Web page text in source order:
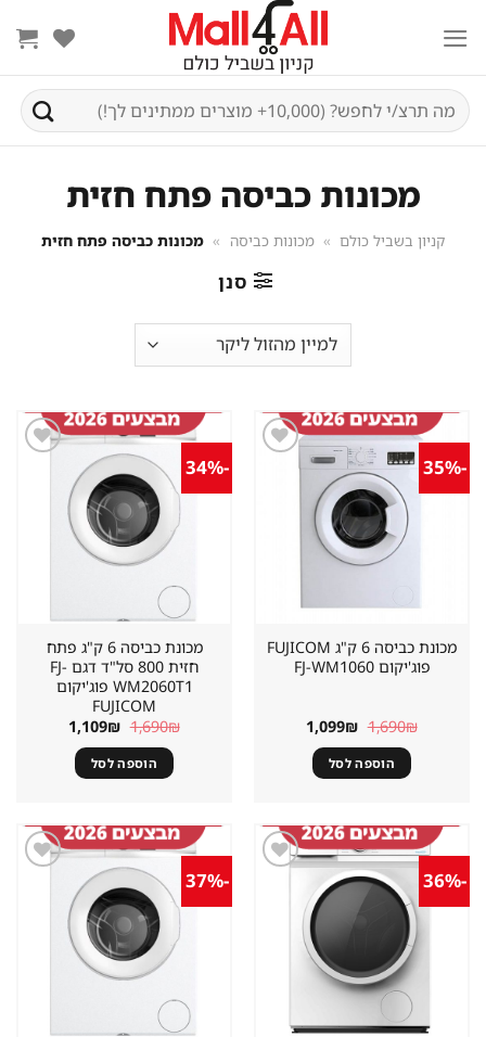
content
חיפוש
עבור:
מכונות כביסה פתח חזית
קניון בשביל כולם » מכונות כביסה » מכונות כביסה פתח חזית
סנן
-35%
מכונת כביסה 6 ק"ג FUJICOM
פוג'יקום FJ-WM1060
1,690₪ המחיר
המקורי
היה:
1,690₪.
1,099₪ המחיר
הוספה לסל
-34%
מכונת כביסה 6 ק"ג פתח
חזית 800 סל"ד דגם FJ-
WM2060T1 פוג'יקום
FUJICOM
1,690₪ המחיר
המקורי
היה:
1,690₪.
1,109₪ המחיר
הוספה לסל
-36%
-37%